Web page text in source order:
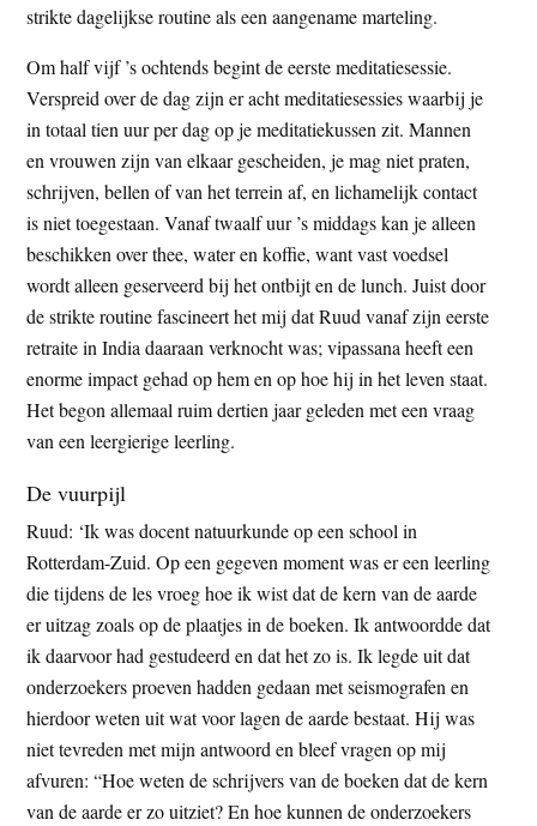
strikte dagelijkse routine als een aangename marteling.
Om half vijf ’s ochtends begint de eerste meditatiesessie.
Verspreid over de dag zijn er acht meditatiesessies waarbij je
in totaal tien uur per dag op je meditatiekussen zit. Mannen
en vrouwen zijn van elkaar gescheiden, je mag niet praten,
schrijven, bellen of van het terrein af, en lichamelijk contact
is niet toegestaan. Vanaf twaalf uur ’s middags kan je alleen
beschikken over thee, water en koffie, want vast voedsel
wordt alleen geserveerd bij het ontbijt en de lunch. Juist door
de strikte routine fascineert het mij dat Ruud vanaf zijn eerste
retraite in India daaraan verknocht was; vipassana heeft een
enorme impact gehad op hem en op hoe hij in het leven staat.
Het begon allemaal ruim dertien jaar geleden met een vraag
van een leergierige leerling.
De vuurpijl
Ruud: ‘Ik was docent natuurkunde op een school in
Rotterdam-Zuid. Op een gegeven moment was er een leerling
die tijdens de les vroeg hoe ik wist dat de kern van de aarde
er uitzag zoals op de plaatjes in de boeken. Ik antwoordde dat
ik daarvoor had gestudeerd en dat het zo is. Ik legde uit dat
onderzoekers proeven hadden gedaan met seismografen en
hierdoor weten uit wat voor lagen de aarde bestaat. Hij was
niet tevreden met mijn antwoord en bleef vragen op mij
afvuren: “Hoe weten de schrijvers van de boeken dat de kern
van de aarde er zo uitziet? En hoe kunnen de onderzoekers